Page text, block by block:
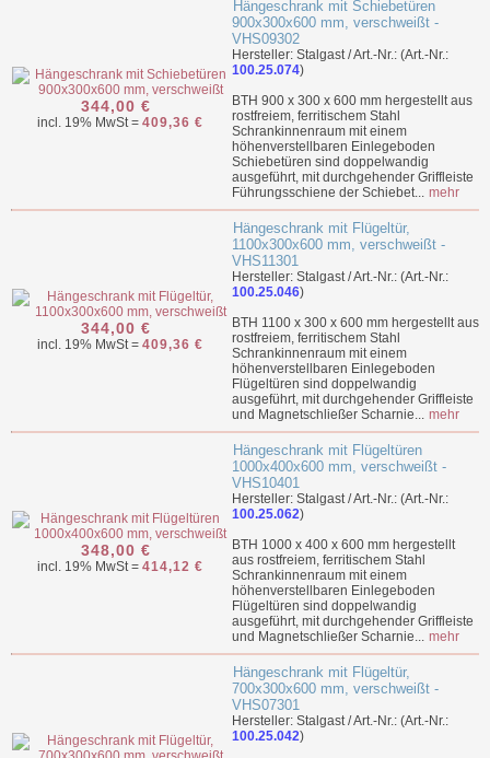
344,00 €
incl. 19% MwSt = 409,36 €
Hängeschrank mit Schiebetüren
900x300x600 mm, verschweißt -
VHS09302
Hersteller: Stalgast / Art.-Nr.: (Art.-Nr.:
100.25.074)
BTH 900 x 300 x 600 mm hergestellt aus
rostfreiem, ferritischem Stahl
Schrankinnenraum mit einem
höhenverstellbaren Einlegeboden
Schiebetüren sind doppelwandig
ausgeführt, mit durchgehender Griffleiste
Führungsschiene der Schiebet... mehr
344,00 €
incl. 19% MwSt = 409,36 €
Hängeschrank mit Flügeltür,
1100x300x600 mm, verschweißt -
VHS11301
Hersteller: Stalgast / Art.-Nr.: (Art.-Nr.:
100.25.046)
BTH 1100 x 300 x 600 mm hergestellt aus
rostfreiem, ferritischem Stahl
Schrankinnenraum mit einem
höhenverstellbaren Einlegeboden
Flügeltüren sind doppelwandig
ausgeführt, mit durchgehender Griffleiste
und Magnetschließer Scharnie... mehr
348,00 €
incl. 19% MwSt = 414,12 €
Hängeschrank mit Flügeltüren
1000x400x600 mm, verschweißt -
VHS10401
Hersteller: Stalgast / Art.-Nr.: (Art.-Nr.:
100.25.062)
BTH 1000 x 400 x 600 mm hergestellt
aus rostfreiem, ferritischem Stahl
Schrankinnenraum mit einem
höhenverstellbaren Einlegeboden
Flügeltüren sind doppelwandig
ausgeführt, mit durchgehender Griffleiste
und Magnetschließer Scharnie... mehr
Hängeschrank mit Flügeltür,
700x300x600 mm, verschweißt -
VHS07301
Hersteller: Stalgast / Art.-Nr.: (Art.-Nr.:
100.25.042)